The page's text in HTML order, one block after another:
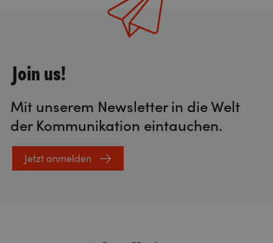
Join us!
Mit unserem Newsletter in die Welt
der Kommunikation eintauchen.
Jetzt anmelden